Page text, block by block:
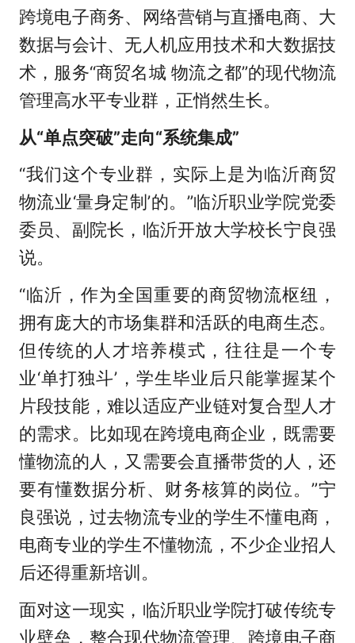
跨境电子商务、网络营销与直播电商、大
数据与会计、无人机应用技术和大数据技
术，服务“商贸名城 物流之都”的现代物流
管理高水平专业群，正悄然生长。
从“单点突破”走向“系统集成”
“我们这个专业群，实际上是为临沂商贸
物流业‘量身定制’的。”临沂职业学院党委
委员、副院长，临沂开放大学校长宁良强
说。
“临沂，作为全国重要的商贸物流枢纽，
拥有庞大的市场集群和活跃的电商生态。
但传统的人才培养模式，往往是一个专
业‘单打独斗’，学生毕业后只能掌握某个
片段技能，难以适应产业链对复合型人才
的需求。比如现在跨境电商企业，既需要
懂物流的人，又需要会直播带货的人，还
要有懂数据分析、财务核算的岗位。”宁
良强说，过去物流专业的学生不懂电商，
电商专业的学生不懂物流，不少企业招人
后还得重新培训。
面对这一现实，临沂职业学院打破传统专
业壁垒，整合现代物流管理、跨境电子商